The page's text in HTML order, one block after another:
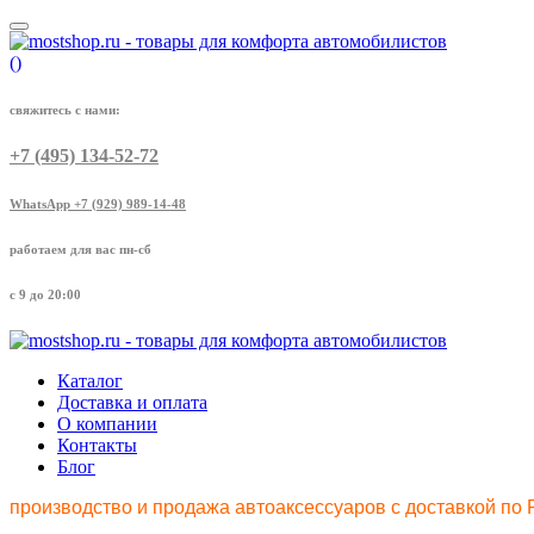
()
свяжитесь с нами:
+7 (495) 134-52-72
WhatsApp +7 (929) 989-14-48
работаем для вас пн-сб
с 9 до 20:00
Каталог
Доставка и оплата
О компании
Контакты
Блог
производство и продажа автоаксессуаров с доставкой по